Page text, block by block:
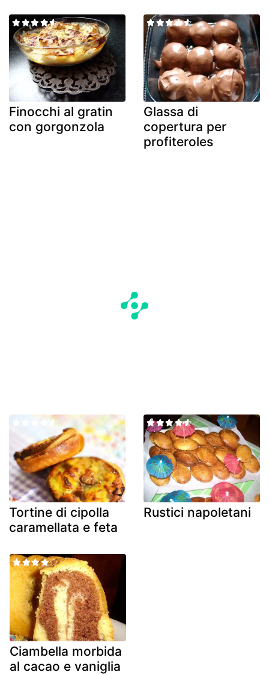
Finocchi al gratin
con gorgonzola
Glassa di
copertura per
profiteroles
Tortine di cipolla
caramellata e feta
Rustici napoletani
Ciambella morbida
al cacao e vaniglia